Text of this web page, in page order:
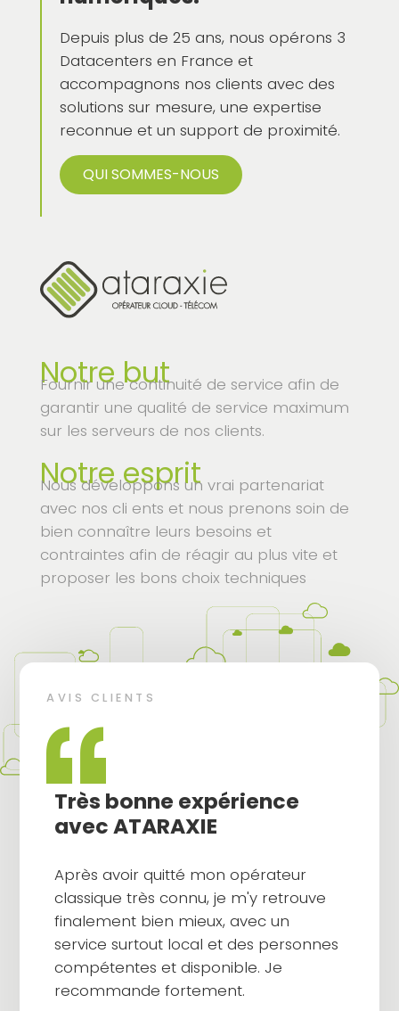
Notre but
Fournir une continuité de service afin de
garantir une qualité de service maximum
sur les serveurs de nos clients.
Notre esprit
Nous développons un vrai partenariat
avec nos cli ents et nous prenons soin de
bien connaître leurs besoins et
contraintes afin de réagir au plus vite et
proposer les bons choix techniques
Depuis plus de 25 ans, nous opérons 3
Datacenters en France et
accompagnons nos clients avec des
solutions sur mesure, une expertise
reconnue et un support de proximité.
QUI SOMMES-NOUS
AVIS CLIENTS
Très bonne expérience
avec ATARAXIE
Après avoir quitté mon opérateur
classique très connu, je m'y retrouve
finalement bien mieux, avec un
service surtout local et des personnes
compétentes et disponible. Je
recommande fortement.